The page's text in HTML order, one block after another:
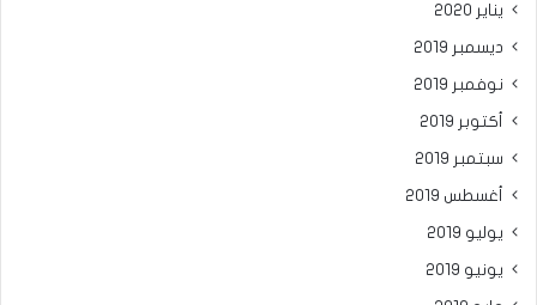
يناير 2020
ديسمبر 2019
نوفمبر 2019
أكتوبر 2019
سبتمبر 2019
أغسطس 2019
يوليو 2019
يونيو 2019